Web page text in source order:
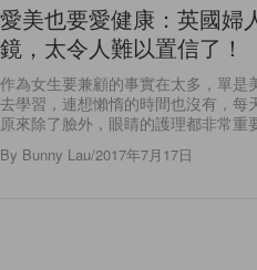
愛美也要愛健康：英國婦
鏡，太令人難以置信了！
作為女生要兼顧的事實在太多，單
去學習，連想懶惰的時間也沒有，每
原來除了臉外，眼睛的護理都非常
By Bunny Lau/2017年7月17日